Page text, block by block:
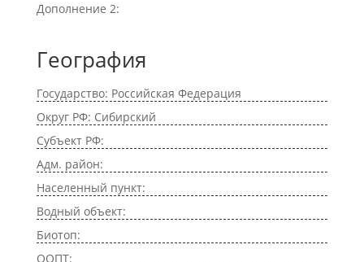
Дополнение 2:
География
Государство: Российская Федерация
Округ РФ: Сибирский
Субъект РФ:
Адм. район:
Населенный пункт:
Водный объект:
Биотоп:
ООПТ: